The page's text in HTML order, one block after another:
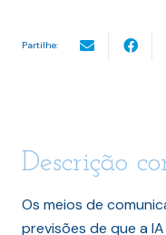
Partilhe:
Descrição
Os meios de
previsões de que a